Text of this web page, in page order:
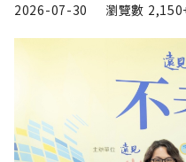
2026-07-30
瀏覽數